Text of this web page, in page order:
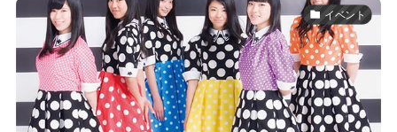
イベント